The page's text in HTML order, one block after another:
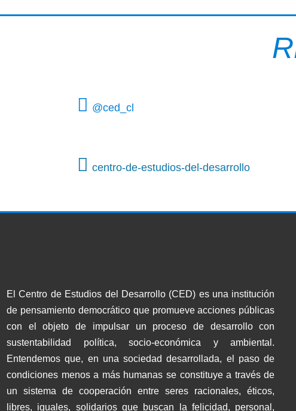
@ced_cl
centro-de-estudios-del-desarrollo
El Centro de Estudios del Desarrollo (CED) es una institución
de pensamiento democrático que promueve acciones públicas
con el objeto de impulsar un proceso de desarrollo con
sustentabilidad política, socio-económica y ambiental.
Entendemos que, en una sociedad desarrollada, el paso de
condiciones menos a más humanas se constituye a través de
un sistema de cooperación entre seres racionales, éticos,
libres, iguales, solidarios que buscan la felicidad, personal,